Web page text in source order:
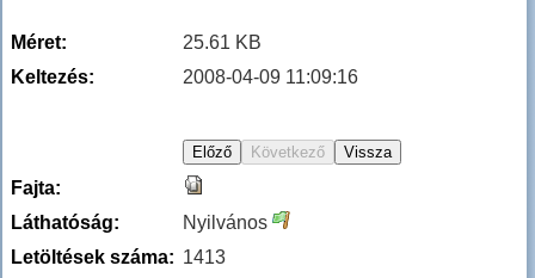
Méret:
25.61 KB
Keltezés:
2008-04-09 11:09:16
Fajta:
Láthatóság:
Nyilvános
Letöltések száma: 1413